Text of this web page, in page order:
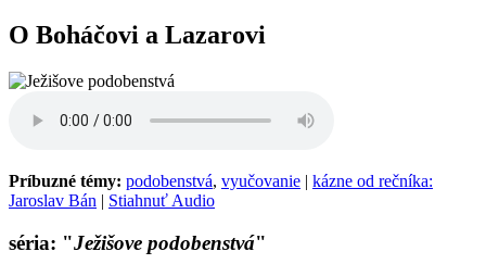
O Boháčovi a Lazarovi
Príbuzné témy: podobenstvá, vyučovanie | kázne od rečníka:
Jaroslav Bán | Stiahnuť Audio
séria: "Ježišove podobenstvá"